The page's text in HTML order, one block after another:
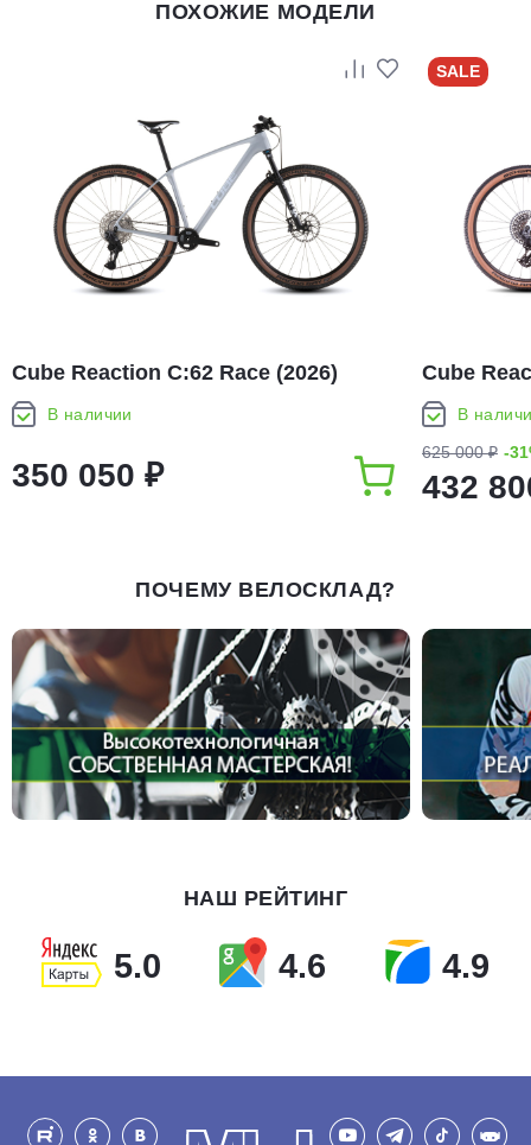
ПОХОЖИЕ МОДЕЛИ
Cube Reaction C:62 Race (2026)
В наличии
350 050 ₽
SALE
Cube
(2025)
В
625 000 ₽ -
432
ПОЧЕМУ ВЕЛОСКЛАД?
НАШ РЕЙТИНГ
5.0 4.6 4.9